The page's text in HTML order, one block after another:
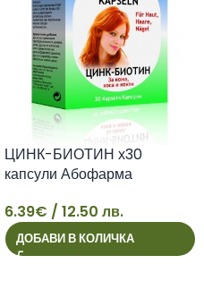
6
ЦИНК-БИОТИН х30
капсули Абофарма
6.39€ / 12.50 лв.
ДОБАВИ В КОЛИЧКА